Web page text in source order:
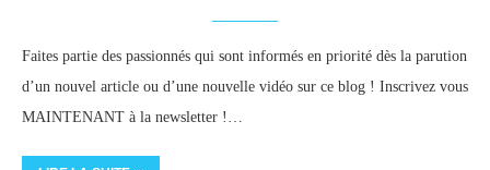
Faites partie des passionnés qui sont informés en priorité dès la parution
d’un nouvel article ou d’une nouvelle vidéo sur ce blog ! Inscrivez vous
MAINTENANT à la newsletter !…